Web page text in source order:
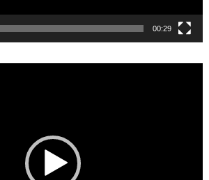
00:29